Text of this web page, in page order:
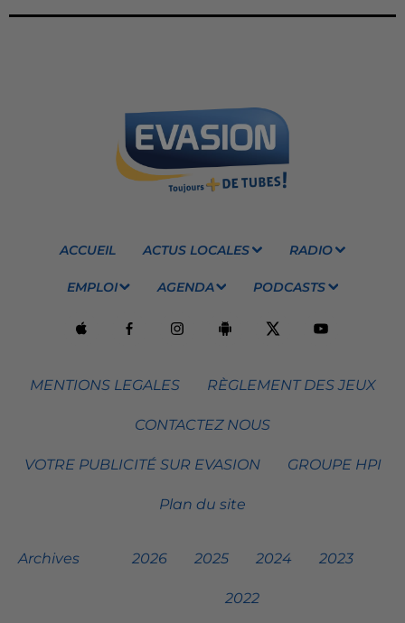
ACCUEIL ACTUS LOCALES RADIO
EMPLOI AGENDA PODCASTS
MENTIONS LEGALES RÈGLEMENT DES JEUX
CONTACTEZ NOUS
VOTRE PUBLICITÉ SUR EVASION GROUPE HPI
Plan du site
Archives 2026 2025 2024 2023
2022